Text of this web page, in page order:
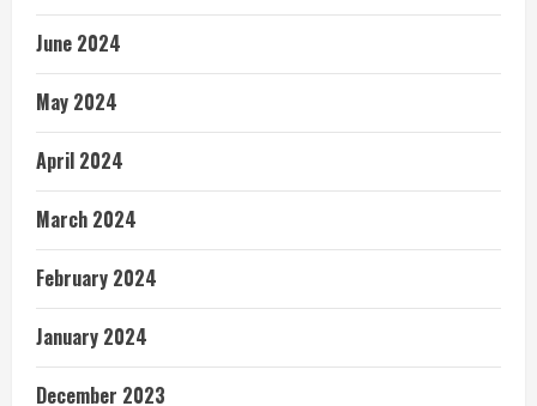
June 2024
May 2024
April 2024
March 2024
February 2024
January 2024
December 2023